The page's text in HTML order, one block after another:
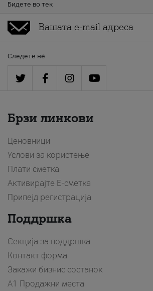
Бидете во тек
Следете нè
Брзи линкови
Ценовници
Услови за користење
Плати сметка
Активирајте Е-сметка
Припејд регистрација
Поддршка
Секција за поддршка
Контакт форма
Закажи бизнис состанок
A1 Продажни места